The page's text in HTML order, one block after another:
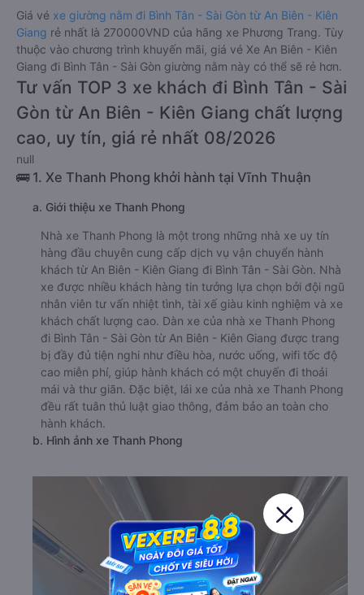
Giá vé xe giường nằm đi Bình Tân - Sài Gòn từ An Biên - Kiên
Giang rẻ nhất là 270000VND của hãng xe Phương Trang. Tùy
thuộc vào chương trình khuyến mãi, giá vé Xe An Biên - Kiên
Giang đi Bình Tân - Sài Gòn giường nằm này có thể sẽ rẻ hơn.
Tư vấn TOP 3 xe khách đi Bình Tân - Sài
Gòn từ An Biên - Kiên Giang chất lượng
cao, uy tín, giá rẻ nhất 08/2026
null
🚌 1. Xe Thanh Phong khởi hành tại Vĩnh Thuận
a. Giới thiệu xe Thanh Phong
Nhà xe Thanh Phong là một trong những nhà xe uy tín
hàng đầu chuyên cung cấp dịch vụ vận chuyển hành
khách từ An Biên - Kiên Giang đi Bình Tân - Sài Gòn. Nhà
xe được nhiều khách hàng tin tưởng lựa chọn bởi đội ngũ
nhân viên tư vấn nhiệt tình, tài xế giàu kinh nghiệm và xe
khách chất lượng cao. Dàn xe của nhà xe Thanh Phong
đi Bình Tân - Sài Gòn từ An Biên - Kiên Giang được trang
bị đầy đủ tiện nghi như điều hòa, nước uống, wifi tốc độ
cao miễn phí, giúp hành khách có một chuyến đi thoải
mái và thư giãn. Đặc biệt, lái xe của nhà xe Thanh Phong
đều rất tuân thủ luật giao thông, đảm bảo an toàn cho
hành khách.
b. Hình ảnh xe Thanh Phong